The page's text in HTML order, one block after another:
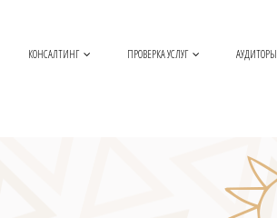
КОНСАЛТИНГ ПРОВЕРКА УСЛУГ АУДИТОРЫ